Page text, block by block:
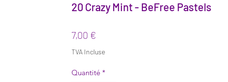
20 Crazy Mint - BeFree Pastels
7,00 €
TVA Incluse
Quantité *